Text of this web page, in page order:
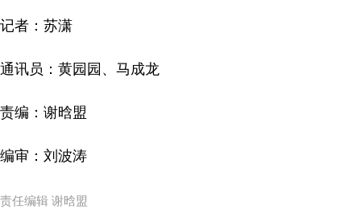
记者：苏潇
通讯员：黄园园、马成龙
责编：谢晗盟
编审：刘波涛
责任编辑 谢晗盟